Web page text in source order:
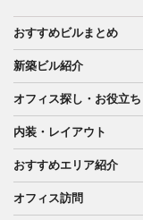
おすすめビルまとめ
新築ビル紹介
オフィス探し・お役立ち
内装・レイアウト
おすすめエリア紹介
オフィス訪問